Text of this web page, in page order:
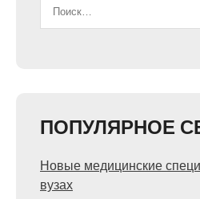
ПОПУЛЯРНОЕ
Новые медицинские
вузах